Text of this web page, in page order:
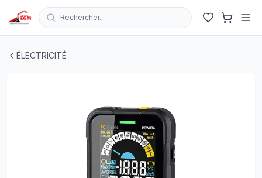
Rechercher...
ÉLECTRICITÉ